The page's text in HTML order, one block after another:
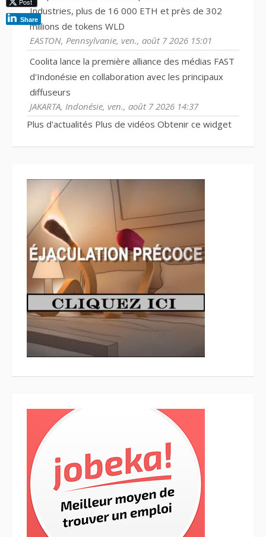
Industries, plus de 16 000 ETH et près de 302
millions de tokens WLD
EASTON, Pennsylvanie, ven., août 7 2026 15:01
Coolita lance la première alliance des médias FAST
d'Indonésie en collaboration avec les principaux
diffuseurs
JAKARTA, Indonésie, ven., août 7 2026 14:37
Plus d'actualités Plus de vidéos Obtenir ce widget
Share